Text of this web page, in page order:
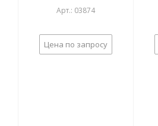
Арт.: 03874
Цена по запросу